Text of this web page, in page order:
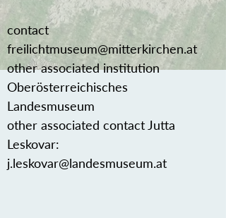
contact
freilichtmuseum@mitterkirchen.at
other associated institution
Oberösterreichisches
Landesmuseum
other associated contact Jutta
Leskovar:
j.leskovar@landesmuseum.at